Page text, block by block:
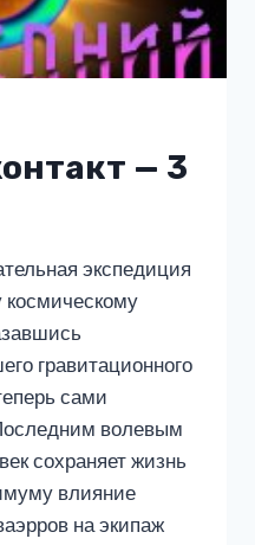
— 3
экспедиция
космическому
гравитационного
сами
волевым
сохраняет жизнь
влияние
на экипаж